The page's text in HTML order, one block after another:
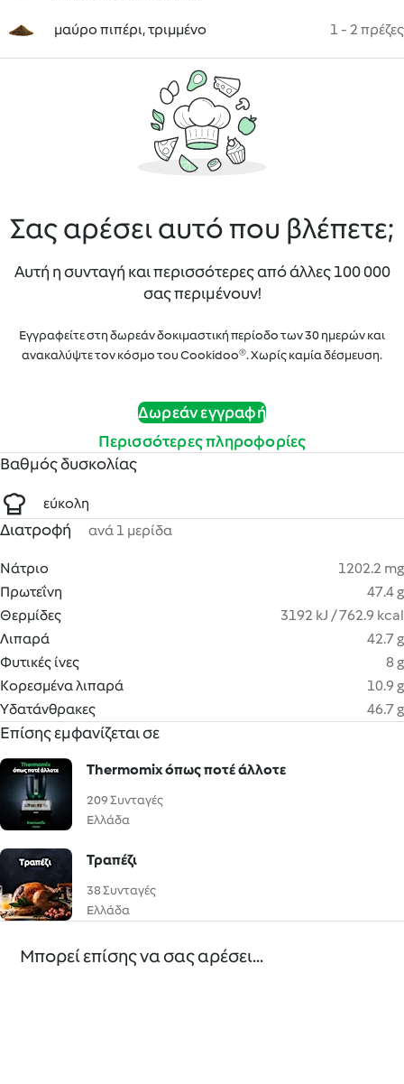
μαύρο πιπέρι, τριμμένο 1 - 2 πρέζες
Σας αρέσει αυτό που βλέπετε;
Αυτή η συνταγή και περισσότερες από άλλες 100 000
σας περιμένουν!
Εγγραφείτε στη δωρεάν δοκιμαστική περίοδο των 30 ημερών και
ανακαλύψτε τον κόσμο του Cookidoo®. Χωρίς καμία δέσμευση.
Δωρεάν εγγραφή
Περισσότερες πληροφορίες
Βαθμός δυσκολίας
εύκολη
Διατροφή ανά 1 μερίδα
Νάτριο
1202.2 mg
Πρωτεΐνη
47.4 g
Θερμίδες
3192 kJ / 762.9 kcal
Λιπαρά
42.7 g
Φυτικές ίνες
8 g
Κορεσμένα λιπαρά
10.9 g
Υδατάνθρακες
46.7 g
Επίσης εμφανίζεται σε
Thermomix όπως ποτέ άλλοτε
209 Συνταγές
Ελλάδα
Τραπέζι
38 Συνταγές
Ελλάδα
Μπορεί επίσης να σας αρέσει...